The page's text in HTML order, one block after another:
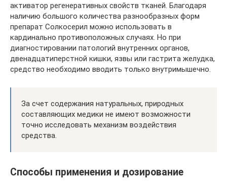
активатор регенеративных свойств тканей. Благодаря
наличию большого количества разнообразных форм
препарат Солкосерил можно использовать в
кардинально противоположных случаях. Но при
диагностировании патологий внутренних органов,
двенадцатиперстной кишки, язвы или гастрита желудка,
средство необходимо вводить только внутримышечно.
За счет содержания натуральных, природных
составляющих медики не имеют возможности
точно исследовать механизм воздействия
средства.
Способы применения и дозирование